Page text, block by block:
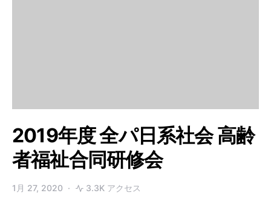
2019年度 全パ日系社会 高齢
者福祉合同研修会
1月 27, 2020 3.3K アクセス